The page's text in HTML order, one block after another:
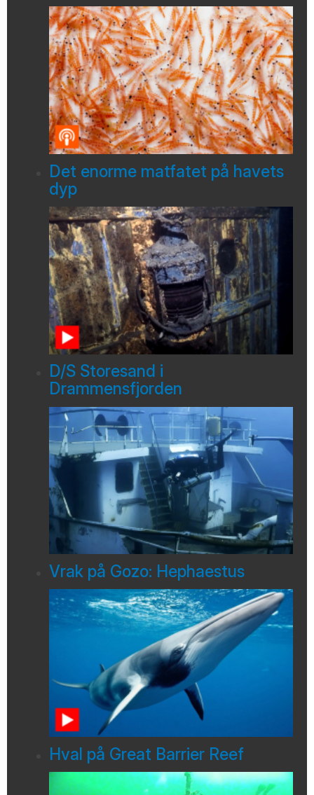
Det enorme matfatet på havets
dyp
D/S Storesand i
Drammensfjorden
Vrak på Gozo: Hephaestus
Hval på Great Barrier Reef